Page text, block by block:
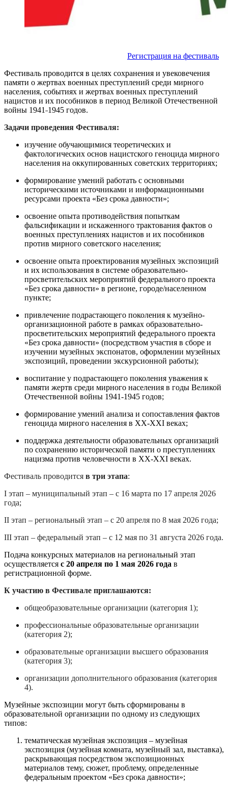
Регистрация на фестиваль
Фестиваль проводится в целях сохранения и увековечения
памяти о жертвах военных преступлений среди мирного
населения, событиях и жертвах военных преступлений
нацистов и их пособников в период Великой Отечественной
войны 1941˗1945 годов.
Задачи проведения Фестиваля:
изучение обучающимися теоретических и
фактологических основ нацистского геноцида мирного
населения на оккупированных советских территориях;
формирование умений работать с основными
историческими источниками и информационными
ресурсами проекта «Без срока давности»;
освоение опыта противодействия попыткам
фальсификации и искаженного трактования фактов о
военных преступлениях нацистов и их пособников
против мирного советского населения;
освоение опыта проектирования музейных экспозиций
и их использования в системе образовательно-
просветительских мероприятий федерального проекта
«Без срока давности» в регионе, городе/населенном
пункте;
привлечение подрастающего поколения к музейно-
организационной работе в рамках образовательно-
просветительских мероприятий федерального проекта
«Без срока давности» (посредством участия в сборе и
изучении музейных экспонатов, оформлении музейных
экспозиций, проведении экскурсионной работы);
воспитание у подрастающего поколения уважения к
памяти жертв среди мирного населения в годы Великой
Отечественной войны 1941-1945 годов;
формирование умений анализа и сопоставления фактов
геноцида мирного населения в XX-XXI веках;
поддержка деятельности образовательных организаций
по сохранению исторической памяти о преступлениях
нацизма против человечности в XX-XXI веках.
Фестиваль проводится в три этапа:
I этап ‒ муниципальный этап – с 16 марта по 17 апреля 2026
года;
II этап ‒ региональный этап – с 20 апреля по 8 мая 2026 года;
III этап ‒ федеральный этап – с 12 мая по 31 августа 2026 года.
Подача конкурсных материалов на региональный этап
осуществляется с 20 апреля по 1 мая 2026 года в
регистрационной форме.
К участию в Фестивале приглашаются:
общеобразовательные организации (категория 1);
профессиональные образовательные организации
(категория 2);
образовательные организации высшего образования
(категория 3);
организации дополнительного образования (категория
4).
Музейные экспозиции могут быть сформированы в
образовательной организации по одному из следующих
типов:
тематическая музейная экспозиция – музейная
экспозиция (музейная комната, музейный зал, выставка),
раскрывающая посредством экспозиционных
материалов тему, сюжет, проблему, определенные
федеральным проектом «Без срока давности»;